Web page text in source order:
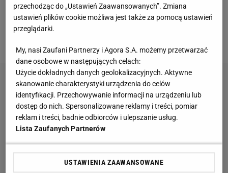
Te dywany są porządne jak za dawnych lato.
przechodząc do „Ustawień Zaawansowanych”. Zmiana
ustawień plików cookie możliwa jest także za pomocą ustawień
przeglądarki.
My, nasi Zaufani Partnerzy i Agora S.A. możemy przetwarzać
dane osobowe w następujących celach:
Użycie dokładnych danych geolokalizacyjnych. Aktywne
skanowanie charakterystyki urządzenia do celów
identyfikacji. Przechowywanie informacji na urządzeniu lub
dostęp do nich. Spersonalizowane reklamy i treści, pomiar
reklam i treści, badnie odbiorców i ulepszanie usług.
Lista Zaufanych Partnerów
USTAWIENIA ZAAWANSOWANE